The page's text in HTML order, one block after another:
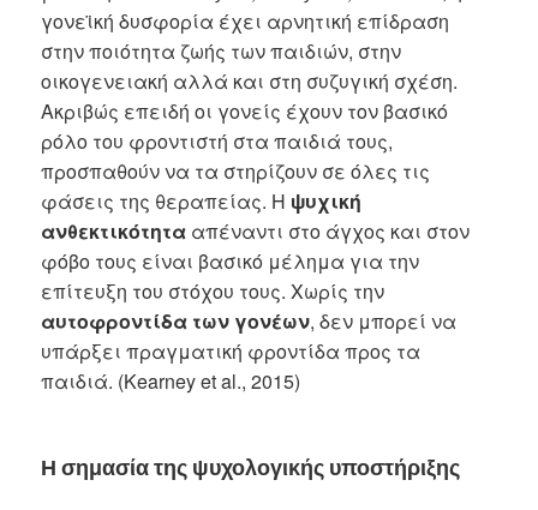
γονεϊκή δυσφορία έχει αρνητική επίδραση
στην ποιότητα ζωής των παιδιών, στην
οικογενειακή αλλά και στη συζυγική σχέση.
Ακριβώς επειδή οι γονείς έχουν τον βασικό
ρόλο του φροντιστή στα παιδιά τους,
προσπαθούν να τα στηρίζουν σε όλες τις
φάσεις της θεραπείας. Η ψυχική
ανθεκτικότητα απέναντι στο άγχος και στον
φόβο τους είναι βασικό μέλημα για την
επίτευξη του στόχου τους. Χωρίς την
αυτοφροντίδα των γονέων, δεν μπορεί να
υπάρξει πραγματική φροντίδα προς τα
παιδιά. (Kearney et al., 2015)
Η σημασία της ψυχολογικής υποστήριξης